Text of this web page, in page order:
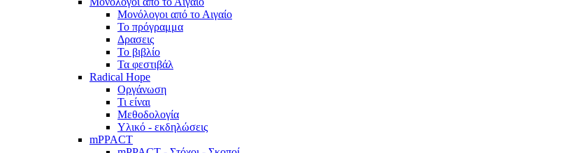
Μονόλογοι από το Αιγαίο
Το πρόγραμμα
Δρασεις
Το βιβλίο
Τα φεστιβάλ
Radical Hope
Οργάνωση
Τι είναι
Μεθοδολογία
Υλικό - εκδηλώσεις
mPPACT